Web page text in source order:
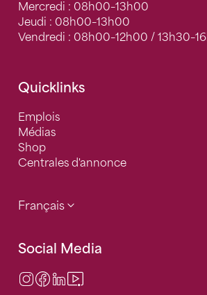
Mercredi : 08h00–13h00
Jeudi : 08h00–13h00
Vendredi : 08h00–12h00 /
Quicklinks
Emplois
Médias
Shop
Centrales d'annonce
Français
Social Media
Instagram
Facebook
LinkedIn